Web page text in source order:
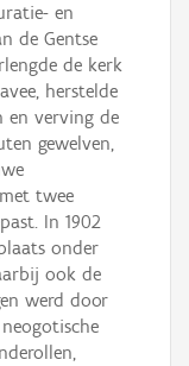
en
de Gentse
de kerk
herstelde
en verving de
gewelven,
twee
In 1902
onder
ook de
werd door